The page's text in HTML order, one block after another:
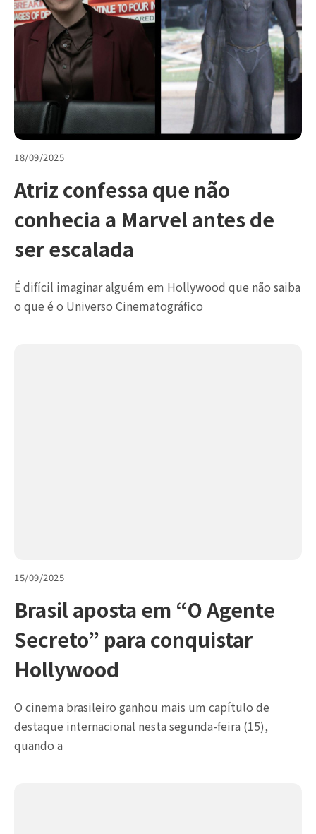
18/09/2025
Atriz confessa que não
conhecia a Marvel antes de
ser escalada
É difícil imaginar alguém em Hollywood que não saiba
o que é o Universo Cinematográfico
15/09/2025
Brasil aposta em “O Agente
Secreto” para conquistar
Hollywood
O cinema brasileiro ganhou mais um capítulo de
destaque internacional nesta segunda-feira (15),
quando a